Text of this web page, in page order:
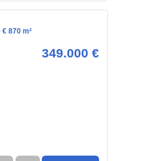
870 m²
349.000 €